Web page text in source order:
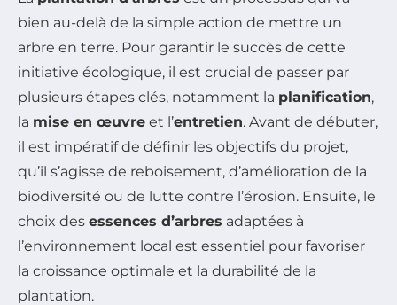
bien au-delà de la simple action de mettre un
arbre en terre. Pour garantir le succès de cette
initiative écologique, il est crucial de passer par
plusieurs étapes clés, notamment la planification,
la mise en œuvre et l’entretien. Avant de débuter,
il est impératif de définir les objectifs du projet,
qu’il s’agisse de reboisement, d’amélioration de la
biodiversité ou de lutte contre l’érosion. Ensuite, le
choix des essences d’arbres adaptées à
l’environnement local est essentiel pour favoriser
la croissance optimale et la durabilité de la
plantation.